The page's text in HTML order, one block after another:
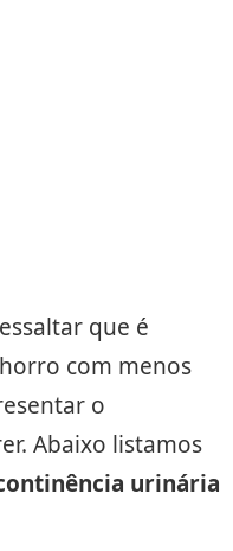
que é
com menos
o
Abaixo listamos
urinária